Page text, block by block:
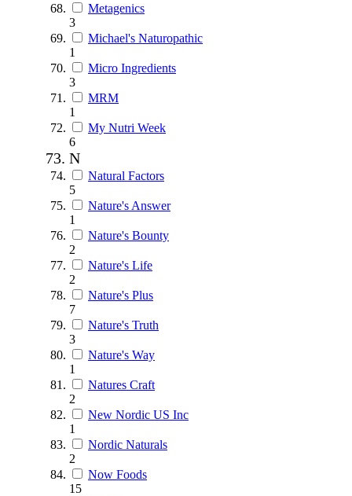
Metagenics
3
Michael's Naturopathic
1
Micro Ingredients
3
MRM
1
My Nutri Week
6
N
Natural Factors
5
Nature's Answer
1
Nature's Bounty
2
Nature's Life
2
Nature's Plus
7
Nature's Truth
3
Nature's Way
1
Natures Craft
2
New Nordic US Inc
1
Nordic Naturals
2
Now Foods
15